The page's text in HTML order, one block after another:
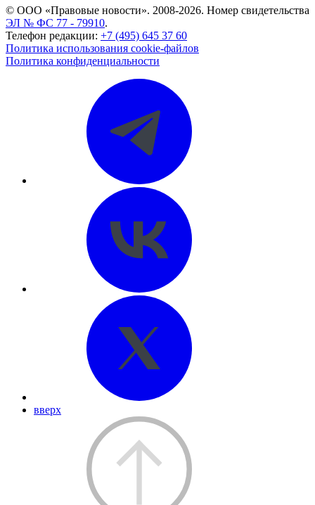
© ООО «Правовые новости». 2008-2026. Номер свидетельства
ЭЛ № ФС 77 - 79910.
Телефон редакции: +7 (495) 645 37 60
Политика использования cookie-файлов
Политика конфиденциальности
вверх